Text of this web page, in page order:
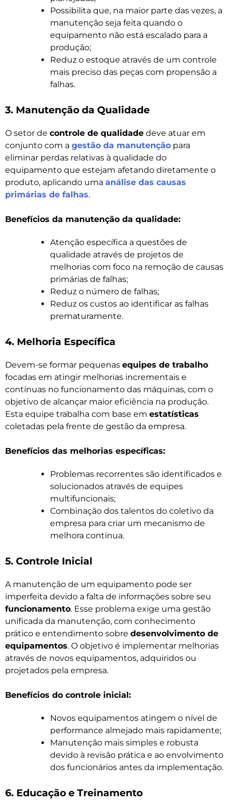
Possibilita que, na maior parte das vezes, a
manutenção seja feita quando o
equipamento não está escalado para a
produção;
Reduz o estoque através de um controle
mais preciso das peças com propensão a
falhas.
3. Manutenção da Qualidade
O setor de controle de qualidade deve atuar em
conjunto com a gestão da manutenção para
eliminar perdas relativas à qualidade do
equipamento que estejam afetando diretamente o
produto, aplicando uma análise das causas
primárias de falhas.
Benefícios da manutenção da qualidade:
Atenção específica a questões de
qualidade através de projetos de
melhorias com foco na remoção de causas
primárias de falhas;
Reduz o número de falhas;
Reduz os custos ao identificar as falhas
prematuramente.
4. Melhoria Específica
Devem-se formar pequenas equipes de trabalho
focadas em atingir melhorias incrementais e
contínuas no funcionamento das máquinas, com o
objetivo de alcançar maior eficiência na produção.
Esta equipe trabalha com base em estatísticas
coletadas pela frente de gestão da empresa.
Benefícios das melhorias específicas:
Problemas recorrentes são identificados e
solucionados através de equipes
multifuncionais;
Combinação dos talentos do coletivo da
empresa para criar um mecanismo de
melhora contínua.
5. Controle Inicial
A manutenção de um equipamento pode ser
imperfeita devido a falta de informações sobre seu
funcionamento. Esse problema exige uma gestão
unificada da manutenção, com conhecimento
prático e entendimento sobre desenvolvimento de
equipamentos. O objetivo é implementar melhorias
através de novos equipamentos, adquiridos ou
projetados pela empresa.
Benefícios do controle inicial:
Novos equipamentos atingem o nível de
performance almejado mais rapidamente;
Manutenção mais simples e robusta
devido à revisão prática e ao envolvimento
dos funcionários antes da implementação.
6. Educação e Treinamento